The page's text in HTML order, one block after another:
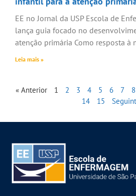
EE no Jornal da USP Escola de
lança guia focado no
atenção primária Como resposta à
Leia mais »
« Anterior 1 2 3 4 5 6 7 8
14
15